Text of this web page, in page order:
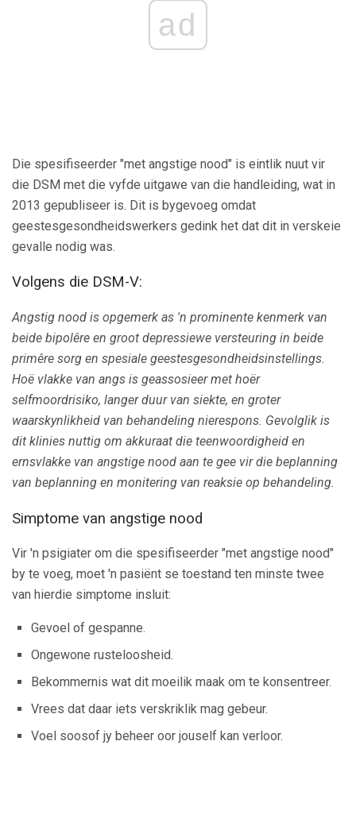
ad
Die spesifiseerder "met angstige nood" is eintlik nuut vir
die DSM met die vyfde uitgawe van die handleiding, wat in
2013 gepubliseer is. Dit is bygevoeg omdat
geestesgesondheidswerkers gedink het dat dit in verskeie
gevalle nodig was.
Volgens die DSM-V:
Angstig nood is opgemerk as 'n prominente kenmerk van
beide bipolêre en groot depressiewe versteuring in beide
primêre sorg en spesiale geestesgesondheidsinstellings.
Hoë vlakke van angs is geassosieer met hoër
selfmoordrisiko, langer duur van siekte, en groter
waarskynlikheid van behandeling nierespons. Gevolglik is
dit klinies nuttig om akkuraat die teenwoordigheid en
ernsvlakke van angstige nood aan te gee vir die beplanning
van beplanning en monitering van reaksie op behandeling.
Simptome van angstige nood
Vir 'n psigiater om die spesifiseerder "met angstige nood"
by te voeg, moet 'n pasiënt se toestand ten minste twee
van hierdie simptome insluit:
Gevoel of gespanne.
Ongewone rusteloosheid.
Bekommernis wat dit moeilik maak om te konsentreer.
Vrees dat daar iets verskriklik mag gebeur.
Voel soosof jy beheer oor jouself kan verloor.